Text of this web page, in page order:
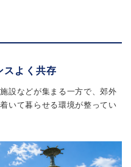
スよく共存
設などが集まる一方で、郊外
いて暮らせる環境が整ってい